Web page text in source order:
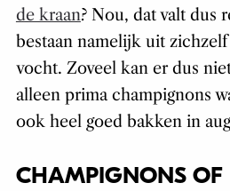
de kraan? Nou, dat valt dus
bestaan namelijk uit
vocht. Zoveel kan er dus
alleen prima champignons
ook heel goed bakken in
CHAMPIGNONS OF